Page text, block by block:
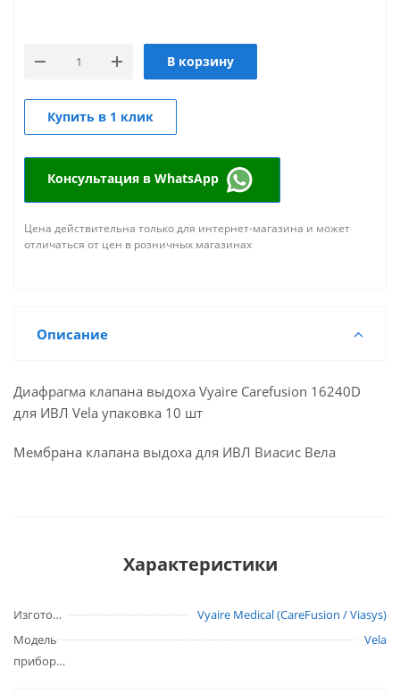
В корзину
Купить в 1 клик
Консультация в WhatsApp
Цена действительна только для интернет-магазина и может
отличаться от цен в розничных магазинах
Описание
Диафрагма клапана выдоха Vyaire Carefusion 16240D
для ИВЛ Vela упаковка 10 шт
Мембрана клапана выдоха для ИВЛ Виасис Вела
Характеристики
Изготовитель
Vyaire Medical (CareFusion / Viasys)
Модель
прибора
Vela